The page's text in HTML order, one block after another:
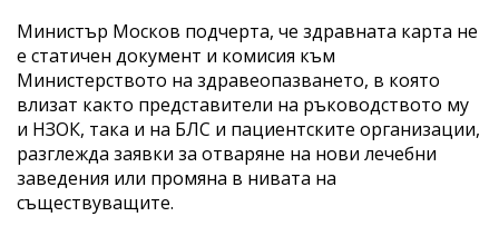
Министър Москов подчерта, че здравната карта не
е статичен документ и комисия към
Министерството на здравеопазването, в която
влизат както представители на ръководството му
и НЗОК, така и на БЛС и пациентските организации,
разглежда заявки за отваряне на нови лечебни
заведения или промяна в нивата на
съществуващите.